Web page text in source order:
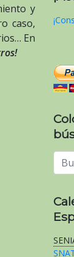
y
caso,
En